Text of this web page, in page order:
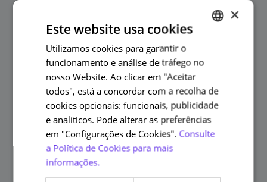
Pessoas
relacionadas
Margarida Lucas
ENGLISH
×
Este website usa cookies
Utilizamos cookies para garantir o
funcionamento e análise de tráfego no
nosso Website. Ao clicar em "Aceitar
todos", está a concordar com a recolha de
cookies opcionais: funcionais, publicidade
e analíticos. Pode alterar as preferências
em "Configurações de Cookies". Consulte
a Política de Cookies para mais
informações.